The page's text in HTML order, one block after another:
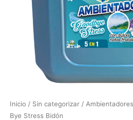
Inicio / Sin categorizar / Ambientadores
Bye Stress Bidón